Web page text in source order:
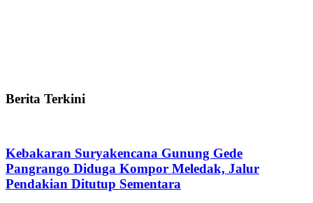
Berita Terkini
Kebakaran Suryakencana Gunung Gede
Pangrango Diduga Kompor Meledak, Jalur
Pendakian Ditutup Sementara